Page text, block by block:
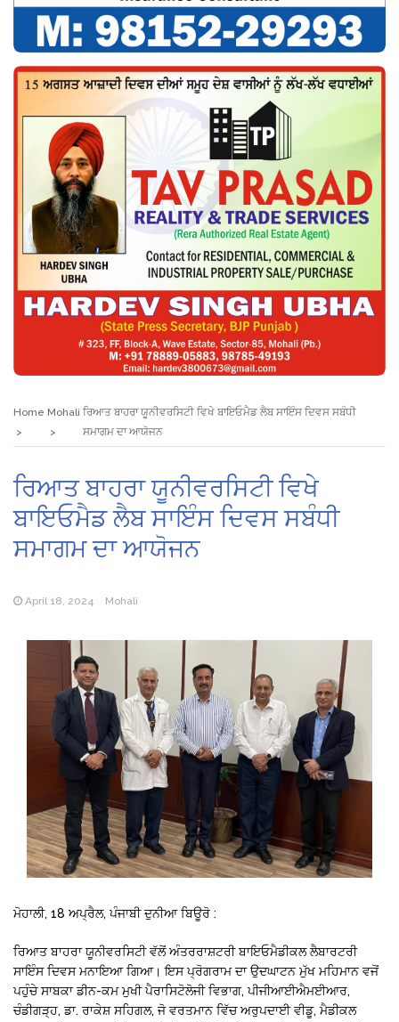
Home Mohali ਰਿਆਤ ਬਾਹਰਾ ਯੂਨੀਵਰਸਿਟੀ ਵਿਖੇ ਬਾਇਓਮੈਡ ਲੈਬ ਸਾਇੰਸ ਦਿਵਸ ਸਬੰਧੀ
ਸਮਾਗਮ ਦਾ ਆਯੋਜਨ
ਰਿਆਤ ਬਾਹਰਾ ਯੂਨੀਵਰਸਿਟੀ ਵਿਖੇ
ਬਾਇਓਮੈਡ ਲੈਬ ਸਾਇੰਸ ਦਿਵਸ ਸਬੰਧੀ
ਸਮਾਗਮ ਦਾ ਆਯੋਜਨ
April 18, 2024 Mohali
ਮੋਹਾਲੀ, 18 ਅਪ੍ਰੈਲ, ਪੰਜਾਬੀ ਦੁਨੀਆ ਬਿਊਰੋ :
ਰਿਆਤ ਬਾਹਰਾ ਯੂਨੀਵਰਸਿਟੀ ਵੱਲੋਂ ਅੰਤਰਰਾਸ਼ਟਰੀ ਬਾਇਓਮੈਡੀਕਲ ਲੈਬਾਰਟਰੀ
ਸਾਇੰਸ ਦਿਵਸ ਮਨਾਇਆ ਗਿਆ। ਇਸ ਪ੍ਰੋਗਰਾਮ ਦਾ ਉਦਘਾਟਨ ਮੁੱਖ ਮਹਿਮਾਨ ਵਜੋਂ
ਪਹੁੰਚੇ ਸਾਬਕਾ ਡੀਨ-ਕਮ ਮੁਖੀ ਪੈਰਾਸਿਟੋਲੋਜੀ ਵਿਭਾਗ, ਪੀਜੀਆਈਐਮਈਆਰ,
ਚੰਡੀਗੜ੍ਹ, ਡਾ. ਰਾਕੇਸ਼ ਸਹਿਗਲ, ਜੋ ਵਰਤਮਾਨ ਵਿੱਚ ਅਰੁਪਦਾਈ ਵੀਡੂ, ਮੈਡੀਕਲ